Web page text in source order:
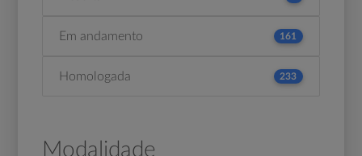
Em andamento 161
Homologada 233
Modalidade